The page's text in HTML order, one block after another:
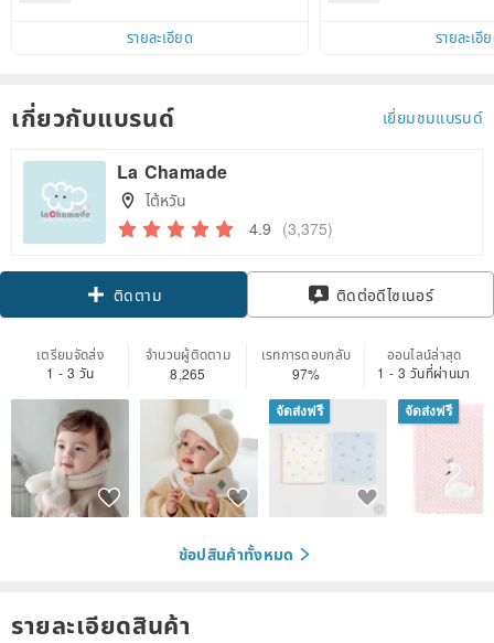
รายละเอียด
within 7 days!
รายละเอี
เกี่ยวกับแบรนด์ เยี่ยมชมแบรนด์
La Chamade
ไต้หวัน
4.9 (3,375)
ติดตาม
ติดต่อดีไซเนอร์
เตรียมจัดส่ง
1 - 3 วัน
จำนวนผู้ติดตาม
8,265
เรทการตอบกลับ
97%
ออนไลน์ล่าสุด
1 - 3 วันที่ผ่านมา
จัดส่งฟรี จัดส่งฟรี
ช้อปสินค้าทั้งหมด
รายละเอียดสินค้า